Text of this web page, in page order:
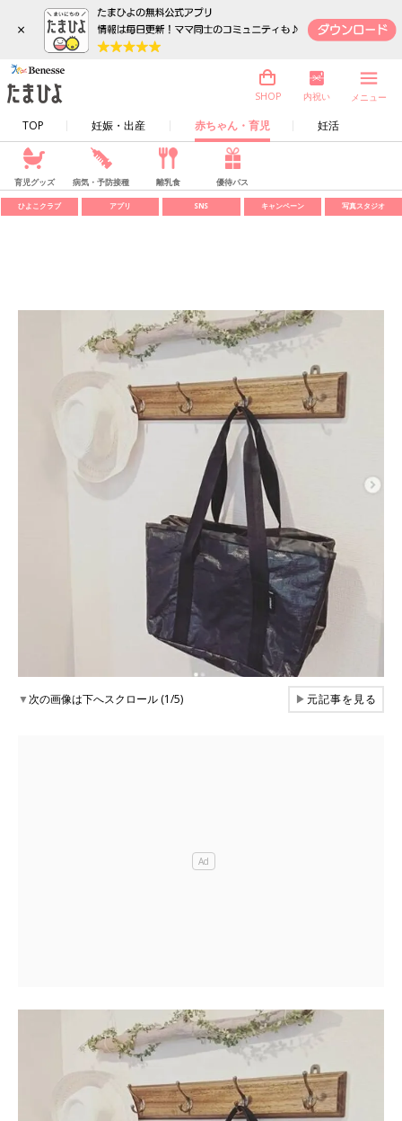
×
TOP 妊娠・出産 赤ちゃん・育児 妊活
SHOP 内祝い メニュー
育児グッズ 病気・予防接種 離乳食 優待パス
ひよこクラブ アプリ SNS キャンペーン 写真スタジオ
▼次の画像は下へスクロール (1/5) ▶元記事を見る